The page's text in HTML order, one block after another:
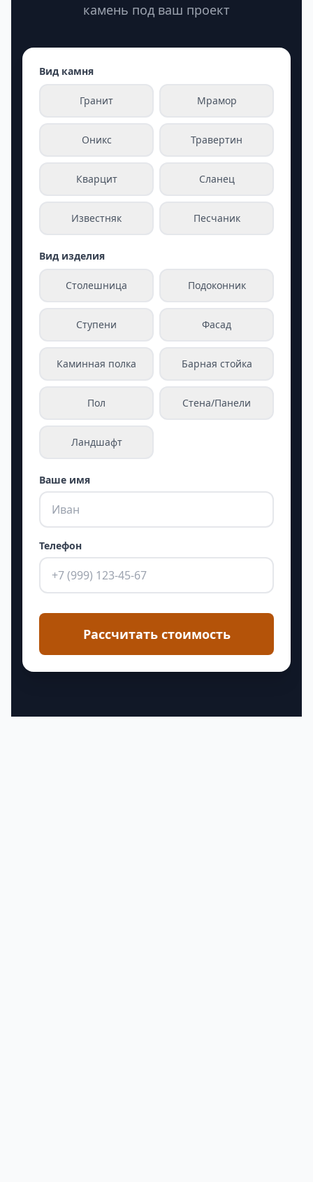
камень под ваш проект
Вид камня
Гранит Мрамор
Оникс Травертин
Кварцит Сланец
Известняк Песчаник
Вид изделия
Столешница Подоконник
Ступени Фасад
Каминная полка Барная стойка
Пол Стена/Панели
Ландшафт
Ваше имя
Телефон
Рассчитать стоимость